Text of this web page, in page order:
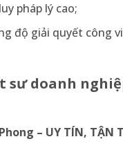
pháp lý cao;
độ giải quyết công
sư doanh
– UY TÍN, TẬN